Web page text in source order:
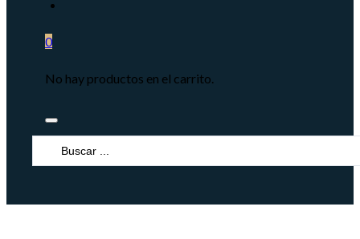
0
No hay productos en el carrito.
Search
...